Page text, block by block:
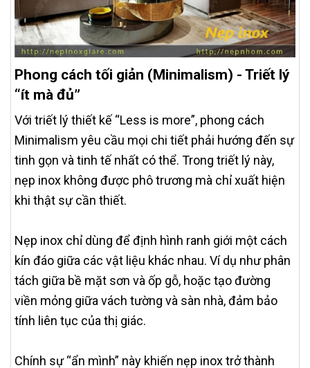
Phong cách tối giản (Minimalism) - Triết lý
“ít mà đủ”
Với triết lý thiết kế “Less is more”, phong cách
Minimalism yêu cầu mọi chi tiết phải hướng đến sự
tinh gọn và tinh tế nhất có thể. Trong triết lý này,
nẹp inox không được phô trương mà chỉ xuất hiện
khi thật sự cần thiết.
Nẹp inox chỉ dùng để định hình ranh giới một cách
kín đáo giữa các vật liệu khác nhau. Ví dụ như phân
tách giữa bề mặt sơn và ốp gỗ, hoặc tạo đường
viền mỏng giữa vách tường và sàn nhà, đảm bảo
tính liên tục của thị giác.
Chính sự “ẩn mình” này khiến nẹp inox trở thành